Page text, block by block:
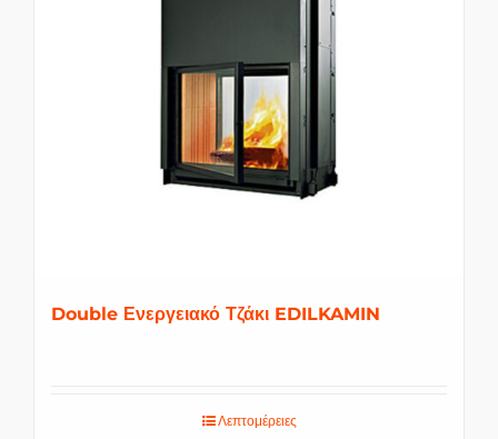
Double Ενεργειακό Τζάκι EDILKAMIN
Λεπτομέρειες